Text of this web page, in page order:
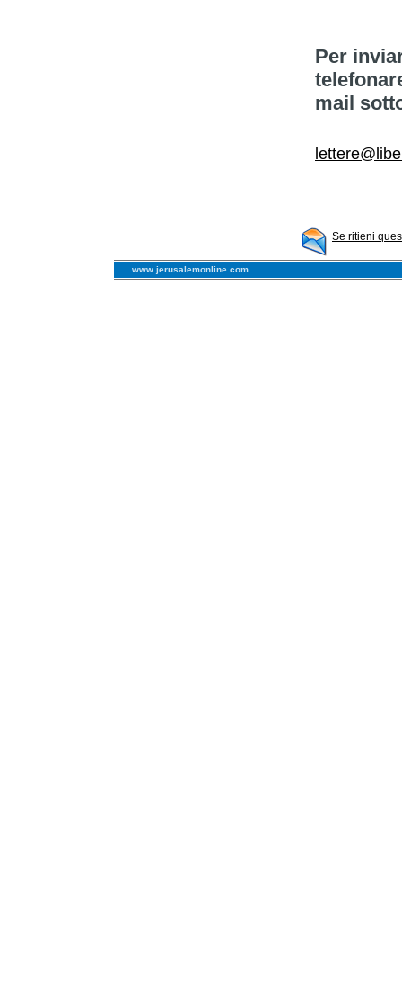
Per
mail
Se ritieni
www.jerusalemonline.com